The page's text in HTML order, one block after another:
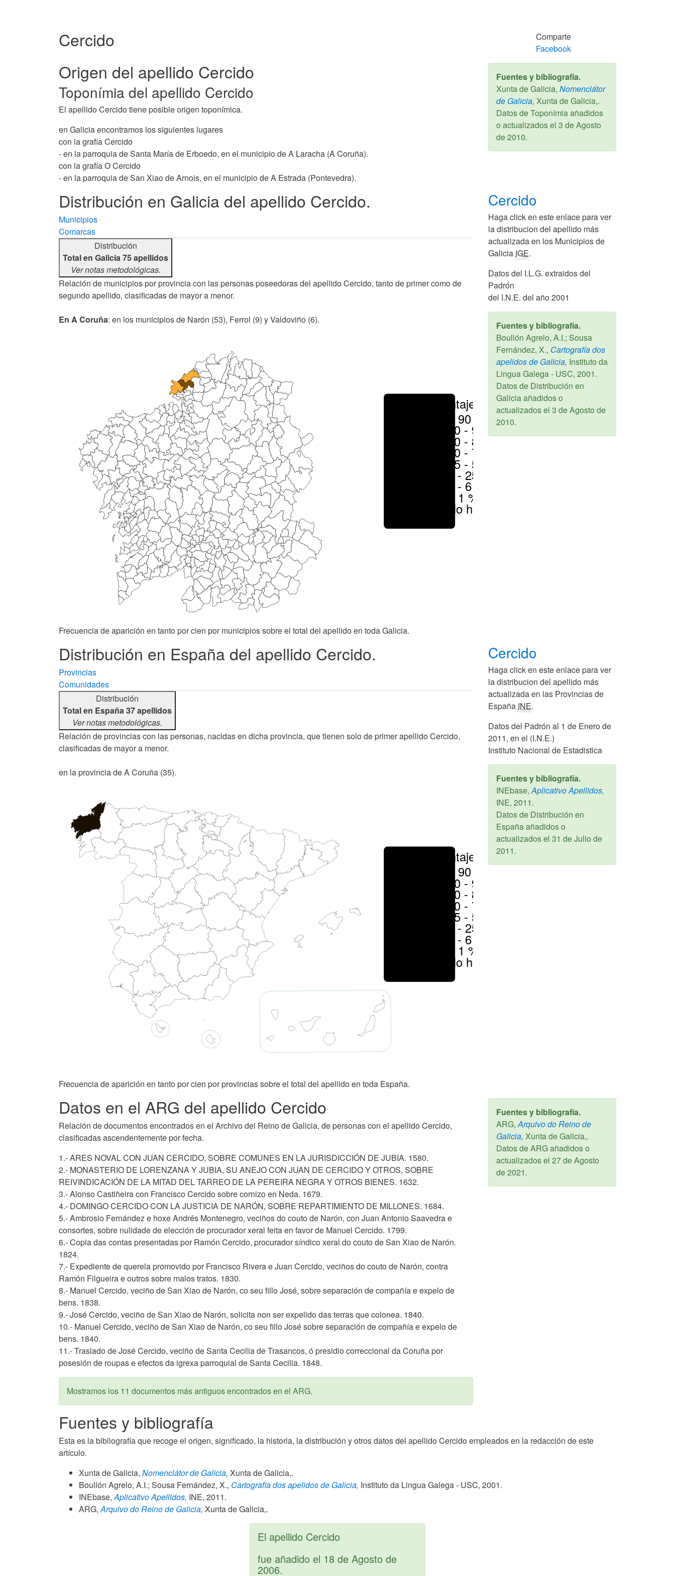
Cercido
Comparte
Facebook
Origen del apellido Cercido
Toponímia del apellido Cercido
El apellido Cercido tiene posible origen toponímica.
en Galicia encontramos los siguientes lugares
con la grafía Cercido
- en la parroquia de Santa María de Erboedo, en el municipio de A Laracha (A Coruña).
con la grafía O Cercido
- en la parroquia de San Xiao de Arnois, en el municipio de A Estrada (Pontevedra).
Fuentes y bibliografía.
Xunta de Galicia, Nomenclátor
de Galicia, Xunta de Galicia,.
Datos de Toponímia añadidos
o actualizados el 3 de Agosto
de 2010.
Distribución en Galicia del apellido Cercido.
Municipios
Comarcas
Distribución
Total en Galicia 75 apellidos
Ver notas metodológicas.
Relación de municipios por provincia con las personas poseedoras del apellido Cercido, tanto de primer como de
segundo apellido, clasificadas de mayor a menor.
En A Coruña: en los municipios de Narón (53), Ferrol (9) y Valdoviño (6).
Porcentajes
> 90 %
80 - 90 %
70 - 80 %
50 - 70 %
25 - 50 %
6 - 25 %
1 - 6 %
< 1 %
No hay
Frecuencia de aparición en tanto por cien por municipios sobre el total del apellido en toda Galicia.
Cercido
Haga click en este enlace para ver
la distribucion del apellido más
actualizada en los Municipios de
Galicia IGE.
Datos del I.L.G. extraidos del
Padrón
del I.N.E. del año 2001
Fuentes y bibliografía.
Boullón Agrelo, A.I.; Sousa
Fernández, X., Cartografía dos
apelidos de Galicia, Instituto da
Lingua Galega - USC, 2001.
Datos de Distribución en
Galicia añadidos o
actualizados el 3 de Agosto de
2010.
Distribución en España del apellido Cercido.
Provincias
Comunidades
Distribución
Total en España 37 apellidos
Ver notas metodológicas.
Relación de provincias con las personas, nacidas en dicha provincia, que tienen solo de primer apellido Cercido,
clasificadas de mayor a menor.
en la provincia de A Coruña (35).
Porcentajes
> 90 %
80 - 90 %
70 - 80 %
50 - 70 %
25 - 50 %
6 - 25 %
1 - 6 %
< 1 %
No hay
Frecuencia de aparición en tanto por cien por provincias sobre el total del apellido en toda España.
Cercido
Haga click en este enlace para ver
la distribucion del apellido más
actualizada en las Provincias de
España INE.
Datos del Padrón al 1 de Enero de
2011, en el (I.N.E.)
Instituto Nacional de Estadistica
Fuentes y bibliografía.
INEbase,Aplicativo Apellidos,
INE, 2011.
Datos de Distribución en
España añadidos o
actualizados el 31 de Julio de
2011.
Datos en el ARG del apellido Cercido
Relación de documentos encontrados en el Archivo del Reino de Galicia, de personas con el apellido Cercido,
clasificadas ascendentemente por fecha.
1.- ARES NOVAL CON JUAN CERCIDO, SOBRE COMUNES EN LA JURISDICCIÓN DE JUBIA. 1580.
2.- MONASTERIO DE LORENZANA Y JUBIA, SU ANEJO CON JUAN DE CERCIDO Y OTROS, SOBRE
REIVINDICACIÓN DE LA MITAD DEL TARREO DE LA PEREIRA NEGRA Y OTROS BIENES. 1632.
3.- Alonso Castiñeira con Francisco Cercido sobre cornizo en Neda. 1679.
4.- DOMINGO CERCIDO CON LA JUSTICIA DE NARÓN, SOBRE REPARTIMIENTO DE MILLONES. 1684.
5.- Ambrosio Fernández e hoxe Andrés Montenegro, veciños do couto de Narón, con Juan Antonio Saavedra e
consortes, sobre nulidade de elección de procurador xeral feita en favor de Manuel Cercido. 1799.
6.- Copia das contas presentadas por Ramón Cercido, procurador síndico xeral do couto de San Xiao de Narón.
1824.
7.- Expediente de querela promovido por Francisco Rivera e Juan Cercido, veciños do couto de Narón, contra
Ramón Filgueira e outros sobre malos tratos. 1830.
8.- Manuel Cercido, veciño de San Xiao de Narón, co seu fillo José, sobre separación de compañía e expelo de
bens. 1838.
9.- José Cercido, veciño de San Xiao de Narón, solicita non ser expelido das terras que colonea. 1840.
10.- Manuel Cercido, veciño de San Xiao de Narón, co seu fillo José sobre separación de compañía e expelo de
bens. 1840.
11.- Traslado de José Cercido, veciño de Santa Cecilia de Trasancos, ó presidio correccional da Coruña por
posesión de roupas e efectos da igrexa parroquial de Santa Cecilia. 1848.
Mostramos los 11 documentos más antiguos encontrados en el ARG.
Fuentes y bibliografía.
ARG,Arquivo do Reino de
Galicia, Xunta de Galicia,.
Datos de ARG añadidos o
actualizados el 27 de Agosto
de 2021.
Fuentes y bibliografía
Esta es la bibliografía que recoge el origen, significado, la historia, la distribución y otros datos del apellido Cercido empleados en la redacción de este
artículo.
Xunta de Galicia, Nomenclátor de Galicia, Xunta de Galicia,.
Boullón Agrelo, A.I.; Sousa Fernández, X., Cartografía dos apelidos de Galicia, Instituto da Lingua Galega - USC, 2001.
INEbase,Aplicativo Apellidos, INE, 2011.
ARG,Arquivo do Reino de Galicia, Xunta de Galicia,.
El apellido Cercido
fue añadido el 18 de Agosto de
2006.